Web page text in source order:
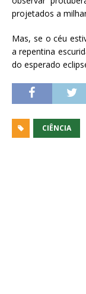
projetados a
Mas, se o céu
a repentina
do esperado
CIÊNCIA